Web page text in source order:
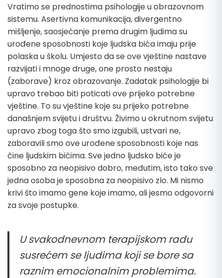
Vratimo se prednostima psihologije u obrazovnom
sistemu. Asertivna komunikacija, divergentno
mišljenje, saosjećanje prema drugim ljudima su
urođene sposobnosti koje ljudska bića imaju prije
polaska u školu. Umjesto da se ove vještine nastave
razvijati i mnoge druge, one prosto nestaju
(zaborave) kroz obrazovanje. Zadatak psihologije bi
upravo trebao biti poticati ove prijeko potrebne
vještine. To su vještine koje su prijeko potrebne
današnjem svijetu i društvu. Živimo u okrutnom svijetu
upravo zbog toga što smo izgubili, ustvari ne,
zaboravili smo ove urođene sposobnosti koje nas
čine ljudskim bićima. Sve jedno ljudsko biće je
sposobno za neopisivo dobro, međutim, isto tako sve
jedna osoba je sposobna za neopisivo zlo. Mi nismo
krivi što imamo gene koje imamo, ali jesmo odgovorni
za svoje postupke.
U svakodnevnom terapijskom radu
susrećem se ljudima koji se bore sa
raznim emocionalnim problemima.